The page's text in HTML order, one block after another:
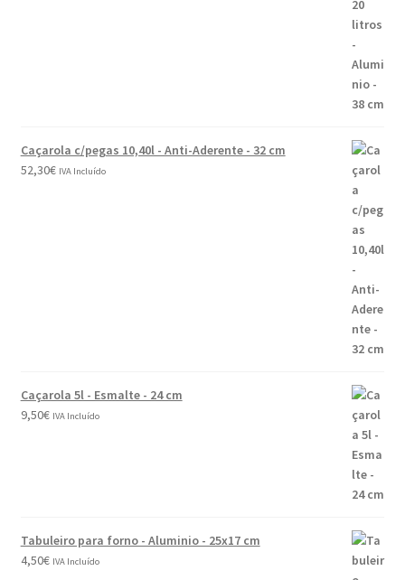
Caçarola c/pegas 10,40l - Anti-Aderente - 32 cm
52,30€ IVA Incluído
Caçarola 5l - Esmalte - 24 cm
9,50€ IVA Incluído
Tabuleiro para forno - Aluminio - 25x17 cm
4,50€ IVA Incluído